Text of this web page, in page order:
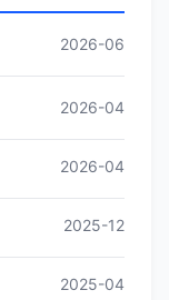
2026-06
2026-04
2026-04
2025-12
2025-04